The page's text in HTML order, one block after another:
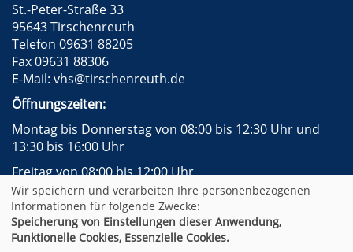
St.-Peter-Straße 33
95643 Tirschenreuth
Telefon 09631 88205
Fax 09631 88306
E-Mail: vhs@tirschenreuth.de
Öffnungszeiten:
Montag bis Donnerstag von 08:00 bis 12:30 Uhr und
13:30 bis 16:00 Uhr
Freitag von 08:00 bis 12:00 Uhr
Facebook
Instagram
Impressum
AGB
Datenschutzerklärung
Widerrufsformular
Newsletter
Sitemap
Wir speichern und verarbeiten Ihre personenbezogenen
Informationen für folgende Zwecke:
Speicherung von Einstellungen dieser Anwendung,
Funktionelle Cookies, Essenzielle Cookies.